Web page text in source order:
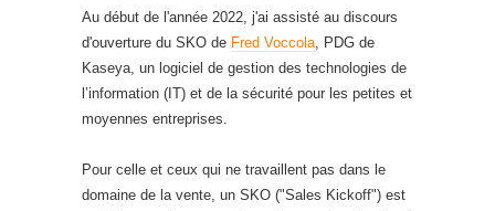
Au début de l'année 2022, j'ai assisté au discours
d'ouverture du SKO de Fred Voccola, PDG de
Kaseya, un logiciel de gestion des technologies de
l’information (IT) et de la sécurité pour les petites et
moyennes entreprises.
Pour celle et ceux qui ne travaillent pas dans le
domaine de la vente, un SKO ("Sales Kickoff") est